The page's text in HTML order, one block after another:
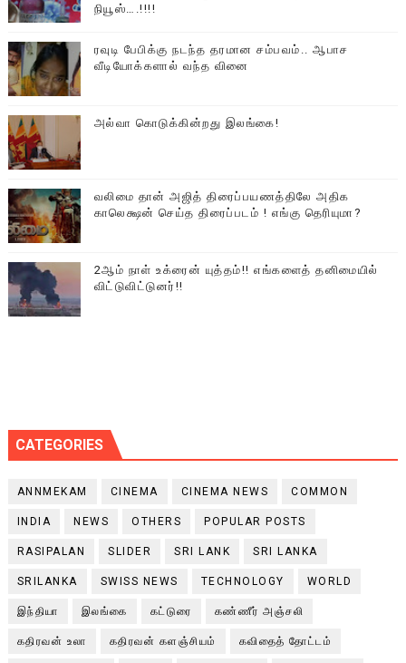
நியூஸ்….!!!!
ரவுடி பேபிக்கு நடந்த தரமான சம்பவம்.. ஆபாச
வீடியோக்களால் வந்த வினை
அல்வா கொடுக்கின்றது இலங்கை!
வலிமை தான் அஜித் திரைப்பயணத்திலே அதிக
காலெக்ஷன் செய்த திரைப்படம் ! எங்கு தெரியுமா?
2ஆம் நாள் உக்ரைன் யுத்தம்!! எங்களைத் தனிமையில்
விட்டுவிட்டுனர்!!
CATEGORIES
ANNMEKAM CINEMA CINEMA NEWS COMMON
INDIA NEWS OTHERS POPULAR POSTS
RASIPALAN SLIDER SRI LANK SRI LANKA
SRILANKA SWISS NEWS TECHNOLOGY WORLD
இந்தியா இலங்கை கட்டுரை கண்ணீர் அஞ்சலி
கதிரவன் உலா கதிரவன் களஞ்சியம் கவிதைத் தோட்டம்